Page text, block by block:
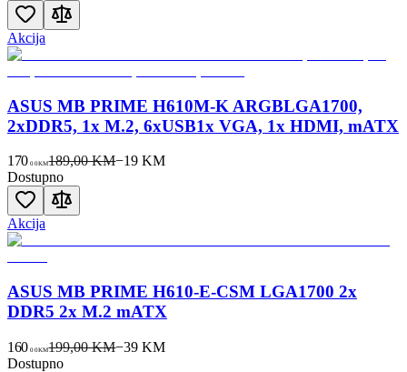
Akcija
ASUS MB PRIME H610M-K ARGBLGA1700,
2xDDR5, 1x M.2, 6xUSB1x VGA, 1x HDMI, mATX
170 00KM189,00 KM−19 KM
Dostupno
Akcija
ASUS MB PRIME H610-E-CSM LGA1700 2x
DDR5 2x M.2 mATX
160 00KM199,00 KM−39 KM
Dostupno